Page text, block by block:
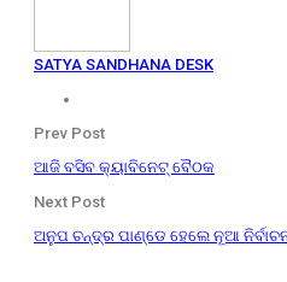
SATYA SANDHANA DESK
Prev Post
ଆଜି ବସିବ କ୍ୟାବିନେଟ୍ ବୈଠକ
Next Post
ଅନୁପ ଚନ୍ଦ୍ର ପାଣ୍ଡେ ହେଲେ ନୂଆ